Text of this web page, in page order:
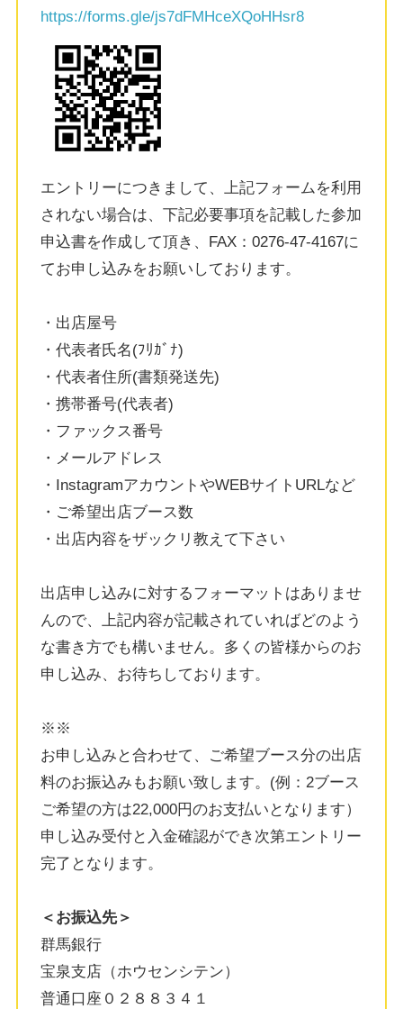
https://forms.gle/js7dFMHceXQoHHsr8
エントリーにつきまして、上記フォームを利用
されない場合は、下記必要事項を記載した参加
申込書を作成して頂き、FAX：0276-47-4167に
てお申し込みをお願いしております。
・出店屋号
・代表者氏名(ﾌﾘｶﾞﾅ)
・代表者住所(書類発送先)
・携帯番号(代表者)
・ファックス番号
・メールアドレス
・InstagramアカウントやWEBサイトURLなど
・ご希望出店ブース数
・出店内容をザックリ教えて下さい
出店申し込みに対するフォーマットはありませ
んので、上記内容が記載されていればどのよう
な書き方でも構いません。多くの皆様からのお
申し込み、お待ちしております。
※※
お申し込みと合わせて、ご希望ブース分の出店
料のお振込みもお願い致します。(例：2ブース
ご希望の方は22,000円のお支払いとなります）
申し込み受付と入金確認ができ次第エントリー
完了となります。
＜お振込先＞
群馬銀行
宝泉支店（ホウセンシテン）
普通口座０２８８３４１